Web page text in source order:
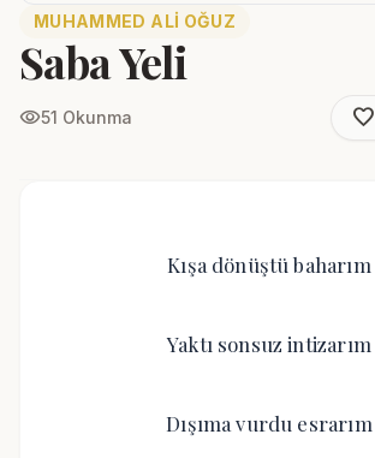
MUHAMMED ALI OĞUZ
Saba Yeli
visibility51 Okunma favorite_border
Kışa dönüştü baharım
Yaktı sonsuz intizarım
Dışıma vurdu esrarım